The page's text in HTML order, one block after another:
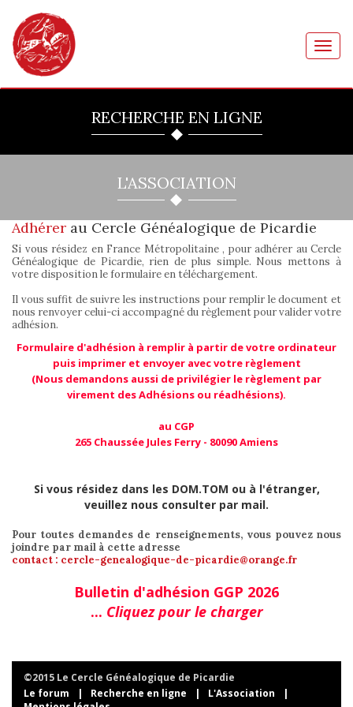
RECHERCHE EN LIGNE
L'ASSOCIATION
Adhérer au Cercle Généalogique de Picardie
Si vous résidez en France Métropolitaine , pour adhérer au Cercle
Généalogique de Picardie, rien de plus simple. Nous mettons à
votre disposition le formulaire en téléchargement.
Il vous suffit de suivre les instructions pour remplir le document et
nous renvoyer celui-ci accompagné du règlement pour valider votre
adhésion.
Formulaire d'adhésion à remplir à partir de votre ordinateur
puis imprimer et envoyer avec votre règlement
(Nous demandons aussi de privilégier le règlement par
virement des Adhésions ou réadhésions).
au CGP
265 Chaussée Jules Ferry - 80090 Amiens
Si vous résidez dans les DOM.TOM ou à l'étranger,
veuillez nous consulter par mail.
Pour toutes demandes de renseignements, vous pouvez nous
joindre par mail à cette adresse
contact : cercle-genealogique-de-picardie@orange.fr
Bulletin d'adhésion GGP 2026
... Cliquez pour le charger
©2015 Le Cercle Généalogique de Picardie
Le forum
| Recherche en ligne | L'Association
|